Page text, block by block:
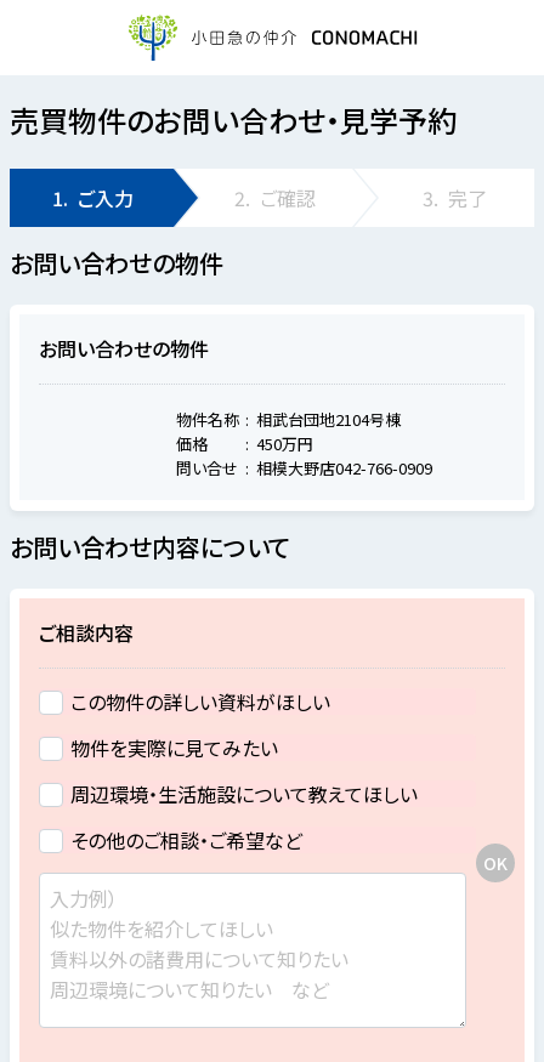
売買物件のお問い合わせ・見学予約
1. ご入力 2. ご確認 3. 完了
お問い合わせの物件
お問い合わせの物件
物件名称
相武台団地2104号棟
価格
450万円
問い合せ
相模大野店042-766-0909
お問い合わせ内容について
ご相談内容
この物件の詳しい資料がほしい
物件を実際に見てみたい
周辺環境・生活施設について教えてほしい
その他のご相談・ご希望など